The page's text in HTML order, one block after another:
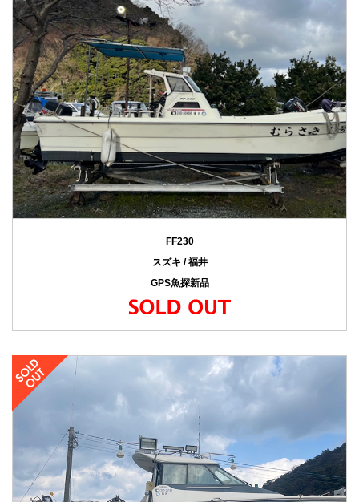
FF230
スズキ / 福井
GPS魚探新品